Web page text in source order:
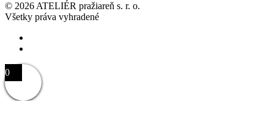
© 2026 ATELIÉR pražiareň s. r. o.
Všetky práva vyhradené
0